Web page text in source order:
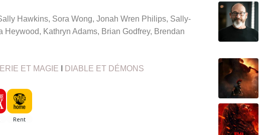
Hawkins, Sora Wong, Jonah Wren Philips, Sally-
Heywood, Kathryn Adams, Brian Godfrey, Brendan
ET MAGIE DIABLE ET DÉMONS